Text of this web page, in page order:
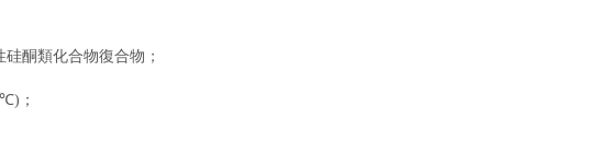
酮類化合物復合物；
) ；